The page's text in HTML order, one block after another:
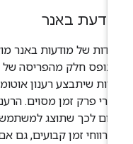
באנר
של מודעות באנר
חלק מהפריסה של
שיתבצע רענון אוטומטי
פרק זמן מסוים. הרענון
לכך שתוצג למשתמשים
זמן קבועים, גם אם